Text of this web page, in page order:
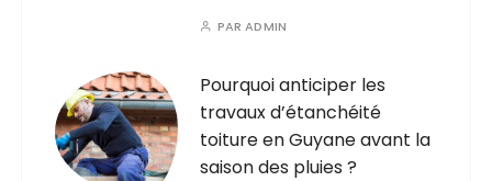
PARADMIN
Pourquoi anticiper les
travaux d’étanchéité
toiture en Guyane avant la
saison des pluies ?